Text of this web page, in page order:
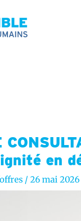
en
/26 mai 2026